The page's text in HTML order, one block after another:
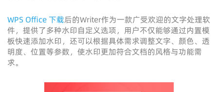
WPS Office 下载后的Writer作为一款广受欢迎的文字处理软
件，提供了多种水印自定义选项，用户不仅能够通过内置模
板快速添加水印，还可以根据具体需求调整文字、颜色、透
明度、位置等参数，使水印更加符合文档的风格与功能需
求。